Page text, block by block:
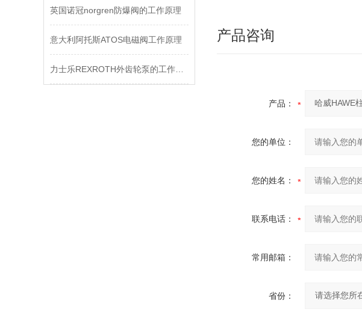
英国诺冠norgren防爆阀的工作原理
意大利阿托斯ATOS电磁阀工作原理 产品咨询
产品：
您的单位：
您的姓名：
联系电话：
常用邮箱：
省份：